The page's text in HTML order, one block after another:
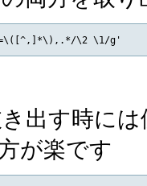
出す時に
が楽です